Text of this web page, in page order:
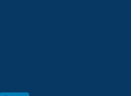
xuất máy để tránh tình trạng
quá tải động cơ.
hệ thống dây dẫn và đầu